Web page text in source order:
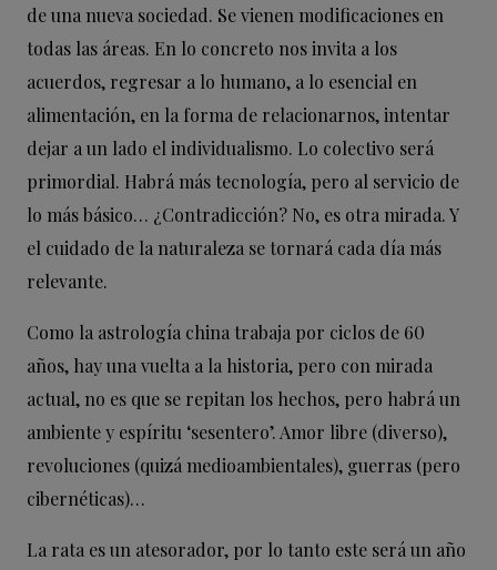
de una nueva sociedad. Se vienen modificaciones en
todas las áreas. En lo concreto nos invita a los
acuerdos, regresar a lo humano, a lo esencial en
alimentación, en la forma de relacionarnos, intentar
dejar a un lado el individualismo. Lo colectivo será
primordial. Habrá más tecnología, pero al servicio de
lo más básico… ¿Contradicción? No, es otra mirada. Y
el cuidado de la naturaleza se tornará cada día más
relevante.
Como la astrología china trabaja por ciclos de 60
años, hay una vuelta a la historia, pero con mirada
actual, no es que se repitan los hechos, pero habrá un
ambiente y espíritu ‘sesentero’. Amor libre (diverso),
revoluciones (quizá medioambientales), guerras (pero
cibernéticas)…
La rata es un atesorador, por lo tanto este será un año